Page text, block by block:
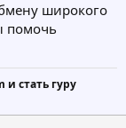
широкого
помочь
стать гуру